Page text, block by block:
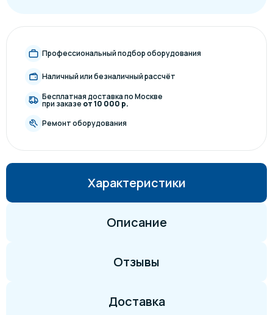
Профессиональный подбор оборудования
Наличный или безналичный рассчёт
Бесплатная доставка по Москве
при заказе от 10 000 р.
Ремонт оборудования
Характеристики
Описание
Отзывы
Доставка